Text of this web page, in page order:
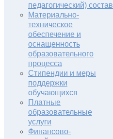
педагогический) состав
Материально-
техническое
обеспечение и
оснащенность
образовательного
процесса
Стипендии и меры
поддержки
обучающихся
Платные
образовательные
услуги
Финансово-